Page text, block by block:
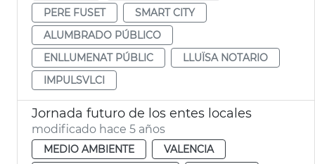
PERE FUSET
SMART CITY
ALUMBRADO PÚBLICO
ENLLUMENAT PÚBLIC
LLUÏSA NOTARIO
IMPULSVLCI
Jornada futuro de los entes locales
modificado hace 5 años
MEDIO AMBIENTE
VALENCIA